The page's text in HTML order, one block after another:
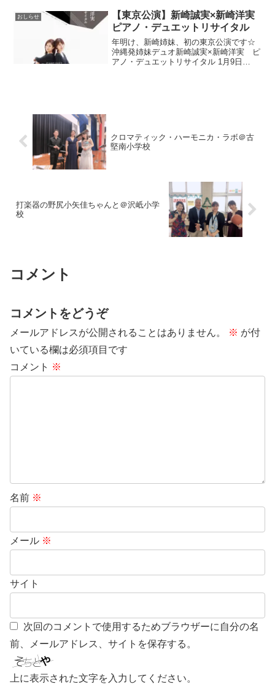
2日（金）11:30開演全席自由500円 *チ
ケットレ...
おしらせ
【東京公演】新崎誠実×新崎洋実
ピアノ・デュエットリサイタル
年明け、新崎姉妹、初の東京公演です☆
沖縄発姉妹デュオ新崎誠実×新崎洋実 ピ
アノ・デュエットリサイタル 1月9日
クロマティック・ハーモニカ・ラボ＠古
堅南小学校
打楽器の野尻小矢佳ちゃんと＠沢岻小学
校
コメント
コメントをどうぞ
メールアドレスが公開されることはありません。 ※ が付
いている欄は必須項目です
コメント ※
名前 ※
メール ※
サイト
次回のコメントで使用するためブラウザーに自分の名
前、メールアドレス、サイトを保存する。
上に表示された文字を入力してください。